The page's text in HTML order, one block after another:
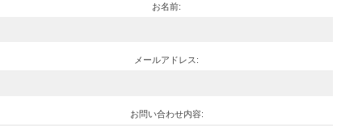
お名前:
メールアドレス:
お問い合わせ内容: